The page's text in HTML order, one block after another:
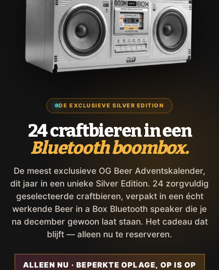
DE EXCLUSIEVE SILVER EDITION
24 craftbieren in een
Bluetooth boombox.
De meest exclusieve OG Beer Adventskalender,
dit jaar in een unieke Silver Edition. 24 zorgvuldig
geselecteerde craftbieren, verpakt in een écht
werkende Beer in a Box Bluetooth speaker die je
na december gewoon laat staan. Het cadeau dat
blijft — alleen nu te reserveren.
ALLEEN NU · BEPERKTE OPLAGE, OP IS OP